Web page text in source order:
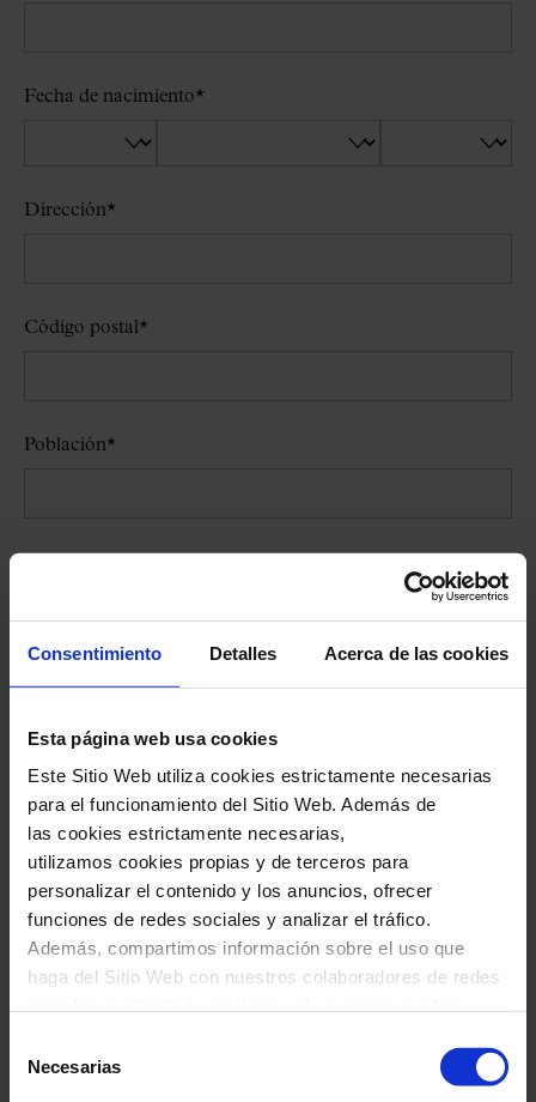
Consentimiento Detalles Acerca de las cookies
Esta página web usa cookies
Este Sitio Web utiliza cookies estrictamente necesarias
para el funcionamiento del Sitio Web. Además de
las cookies estrictamente necesarias,
utilizamos cookies propias y de terceros para
personalizar el contenido y los anuncios, ofrecer
funciones de redes sociales y analizar el tráfico.
Además, compartimos información sobre el uso que
haga del Sitio Web con nuestros colaboradores de redes
proporcionado o que hayan recopilado a través del uso
que haya hecho de sus servicios. En el cuadro inferior
Necesarias
Fecha de nacimiento*
Dirección*
Código postal*
Población*
Estudios o profesión*
Estudios musicales*